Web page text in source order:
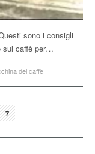
sono i consigli
sul caffè per…
del caffè
7